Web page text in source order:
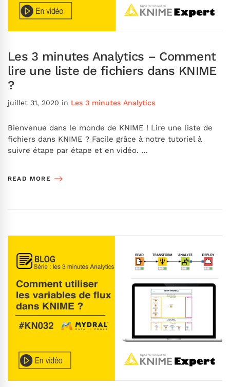
Les 3 minutes Analytics – Comment
lire une liste de fichiers dans KNIME
?
juillet 31, 2020 in Les 3 minutes Analytics
Bienvenue dans le monde de KNIME ! Lire une liste de
fichiers dans KNIME ? Facile grâce à notre tutoriel à
suivre étape par étape et en vidéo. …
READ MORE